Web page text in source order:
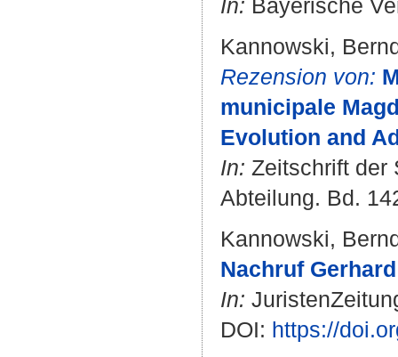
In: Bayerische
Kannowski,
Rezension von:
municipale
Evolution and
In: Zeitschrift der
Abteilung. Bd.
Kannowski,
Nachruf
In:
DOI: https://